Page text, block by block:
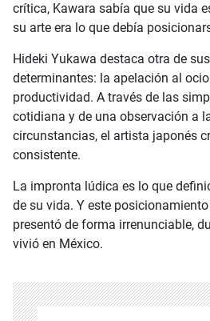
crítica, Kawara sabía que su vida
su arte era lo que debía
Hideki Yukawa destaca otra de
determinantes: la apelación al
productividad. A través de las
cotidiana y de una observación a
circunstancias, el artista japonés
consistente.
La impronta lúdica es lo que
de su vida. Y este
presentó de forma irrenunciable,
vivió en México.